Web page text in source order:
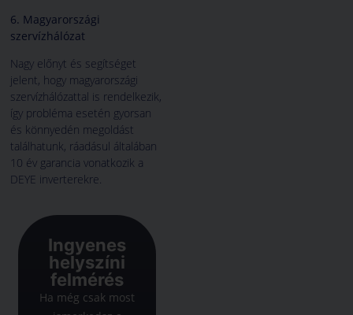
6. Magyarországi
szervízhálózat
Nagy előnyt és segítséget
jelent, hogy magyarországi
szervízhálózattal is rendelkezik,
így probléma esetén gyorsan
és könnyedén megoldást
találhatunk, ráadásul általában
10 év garancia vonatkozik a
DEYE inverterekre.
Ingyenes
helyszíni
felmérés
Ha még csak most